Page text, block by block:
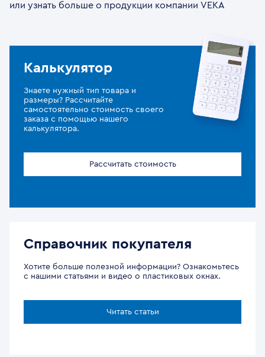
или узнать больше о продукции компании VEKA
Калькулятор
Знаете нужный тип товара и
размеры? Рассчитайте
самостоятельно стоимость своего
заказа с помощью нашего
калькулятора.
Рассчитать стоимость
Справочник покупателя
Хотите больше полезной информации? Ознакомьтесь
с нашими статьями и видео о пластиковых окнах.
Читать статьи